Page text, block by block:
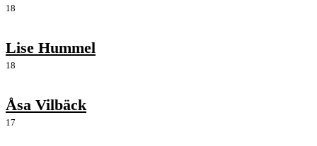
18
Lise Hummel
18
Åsa Vilbäck
17